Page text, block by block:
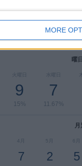
MORE
曜
9
15%
7
11.67%
4月
7
5月
2
6月
5